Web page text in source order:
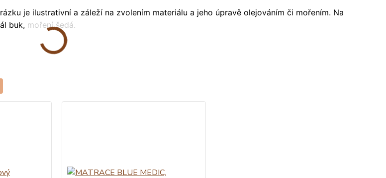
je ilustrativní a záleží na zvolením materiálu a jeho úpravě olejováním či mořením. Na
buk, moření šedá.